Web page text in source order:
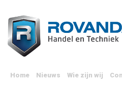
Home Nieuws Wie zijn wij